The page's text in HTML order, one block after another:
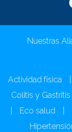
Nuestras
Actividad física
Colitis y Gastritis
Eco salud